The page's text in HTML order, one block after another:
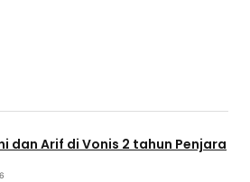
dan Arif di Vonis 2 tahun Penjara